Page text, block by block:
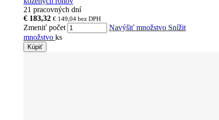
21 pracovných dní
€ 183,32 € 149,04 bez DPH
Zmeniť počet Navýšiť množstvo Snížit
množstvo ks
Kúpiť